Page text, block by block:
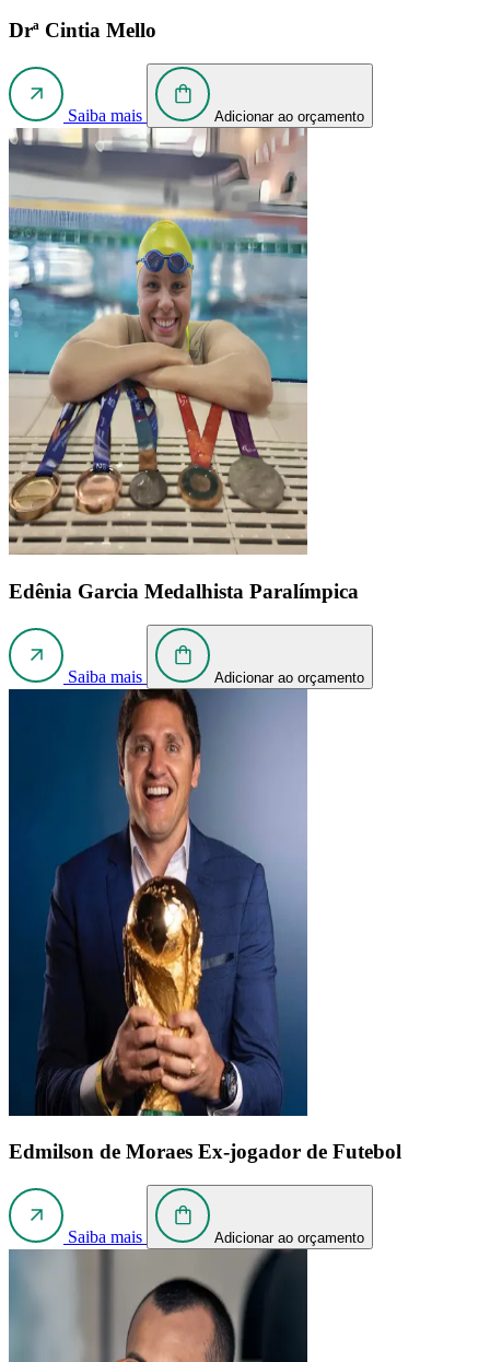
Drª Cintia Mello
Saiba mais Adicionar ao orçamento
Edênia Garcia Medalhista Paralímpica
Saiba mais Adicionar ao orçamento
Edmilson de Moraes Ex-jogador de Futebol
Saiba mais Adicionar ao orçamento